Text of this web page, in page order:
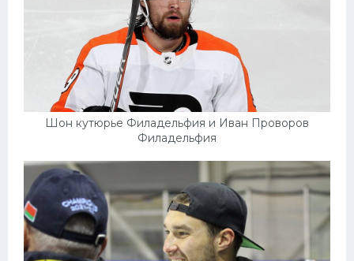
Шон кутюрье Филадельфия и Иван Проворов
Филадельфия